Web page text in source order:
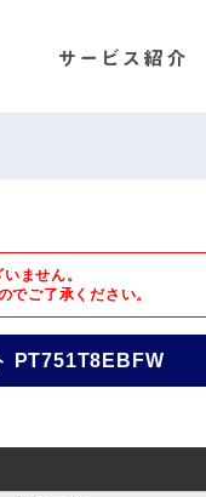
ません。
でご了承ください。
PT751T8EBFW